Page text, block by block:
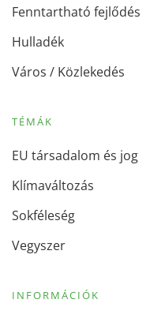
Fenntartható fejlődés
Hulladék
Város / Közlekedés
TÉMÁK
EU társadalom és jog
Klímaváltozás
Sokféleség
Vegyszer
INFORMÁCIÓK